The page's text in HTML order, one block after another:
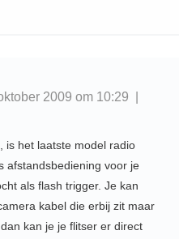
2009 om 10:29 |
is het laatste model radio
afstandsbediening voor je
als flash trigger. Je kan
kabel die erbij zit maar
kan je je flitser er direct